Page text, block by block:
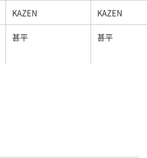
KAZEN KAZEN
甚平 甚平